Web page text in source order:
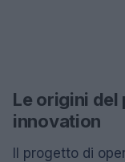
Le origini del
innovation
Il progetto di